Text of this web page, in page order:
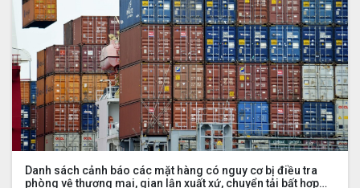
Danh sách cảnh báo các mặt hàng có nguy cơ bị điều tra
phòng vệ thương mại, gian lận xuất xứ, chuyển tải bất hợp